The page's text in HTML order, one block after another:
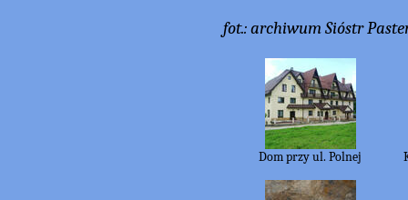
fot.: archiwum Sióstr
Dom przy ul. Polnej